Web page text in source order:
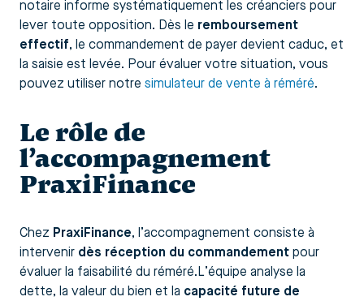
notaire informe systématiquement les créanciers pour
lever toute opposition. Dès le remboursement
effectif, le commandement de payer devient caduc, et
la saisie est levée. Pour évaluer votre situation, vous
pouvez utiliser notre simulateur de vente à réméré.
Le rôle de
l’accompagnement
PraxiFinance
Chez PraxiFinance, l’accompagnement consiste à
intervenir dès réception du commandement pour
évaluer la faisabilité du réméré.L’équipe analyse la
dette, la valeur du bien et la capacité future de